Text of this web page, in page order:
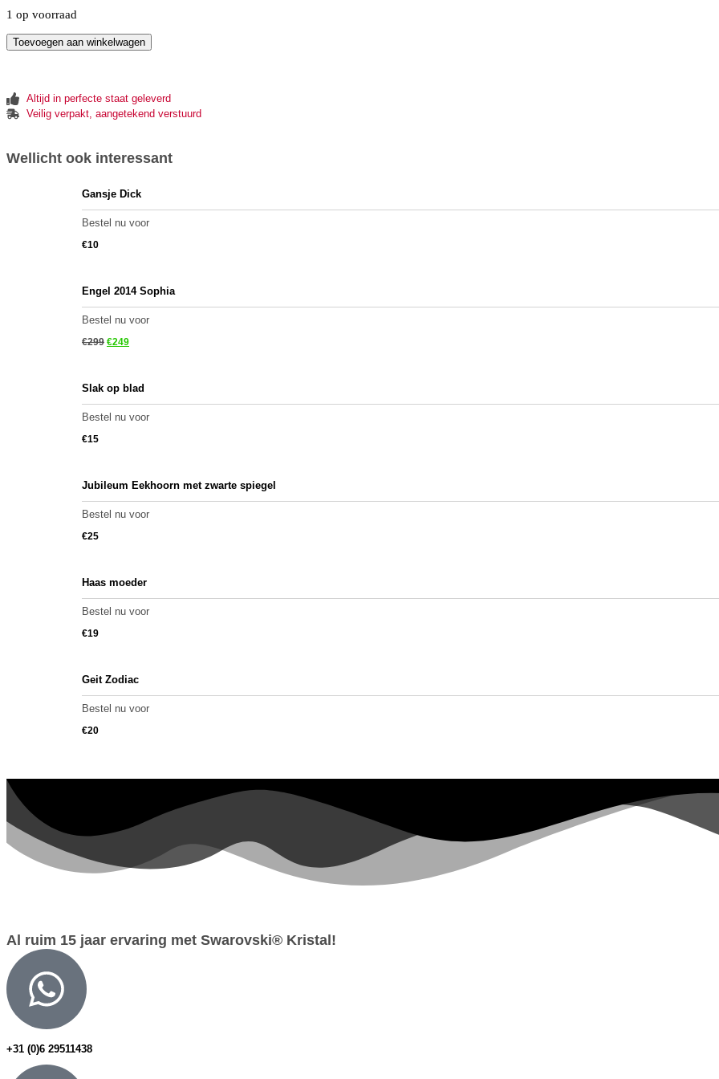
1 op voorraad
Toevoegen aan winkelwagen
Altijd in perfecte staat geleverd
Veilig verpakt, aangetekend verstuurd
Wellicht ook interessant
Gansje Dick
Bestel nu voor
€10
Engel 2014 Sophia
Bestel nu voor
€299 €249
Slak op blad
Bestel nu voor
€15
Jubileum Eekhoorn met zwarte spiegel
Bestel nu voor
€25
Haas moeder
Bestel nu voor
€19
Geit Zodiac
Bestel nu voor
€20
Al ruim 15 jaar ervaring met Swarovski® Kristal!
+31 (0)6 29511438